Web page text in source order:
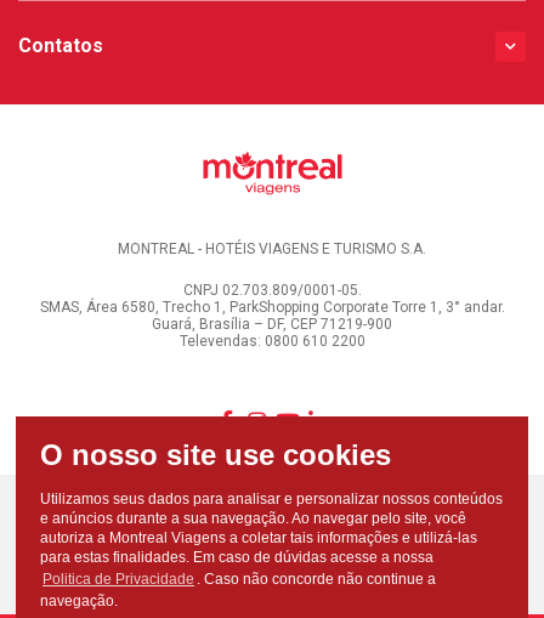
Contatos
MONTREAL - HOTÉIS VIAGENS E TURISMO S.A.
CNPJ 02.703.809/0001-05.
SMAS, Área 6580, Trecho 1, ParkShopping Corporate Torre 1, 3° andar.
Guará, Brasília – DF, CEP 71219-900
Televendas: 0800 610 2200
Utilizamos seus dados para analisar e personalizar nossos conteúdos
e anúncios durante a sua navegação. Ao navegar pelo site, você
autoriza a Montreal Viagens a coletar tais informações e utilizá-las
para estas finalidades. Em caso de dúvidas acesse a nossa
Politica de Privacidade . Caso não concorde não continue a
navegação.